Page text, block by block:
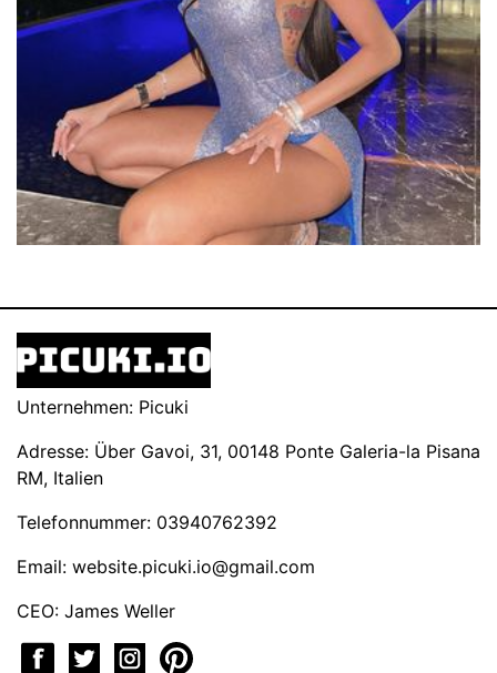
Unternehmen: Picuki
Adresse: Über Gavoi, 31, 00148 Ponte Galeria-la Pisana
RM, Italien
Telefonnummer: 03940762392
Email: website.picuki.io@gmail.com
CEO: James Weller